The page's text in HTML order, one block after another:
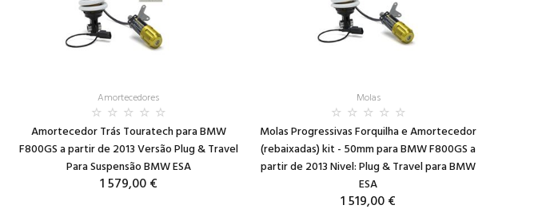
Amortecedores
Amortecedor Trás Touratech para BMW
F800GS a partir de 2013 Versão Plug & Travel
Para Suspensão BMW ESA
1 579,00 €
Molas
Molas Progressivas Forquilha e Amortecedor
(rebaixadas) kit - 50mm para BMW F800GS a
partir de 2013 Nivel: Plug & Travel para BMW
ESA
1 519,00 €